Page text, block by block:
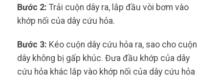
Bước 2: Trải cuộn dây ra, lắp đầu vòi bơm vào
khớp nối của dây cứu hỏa.
Bước 3: Kéo cuộn dây cứu hỏa ra, sao cho cuộn
dây không bị gấp khúc. Đưa đầu khớp của dây
cứu hỏa khác lắp vào khớp nối của dây cứu hỏa